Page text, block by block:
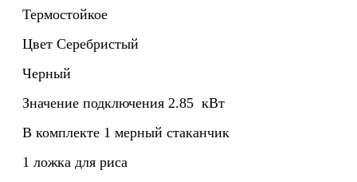
Термостойкое
Цвет Серебристый
Черный
Значение подключения 2.85 кВт
В комплекте 1 мерный стаканчик
1 ложка для риса